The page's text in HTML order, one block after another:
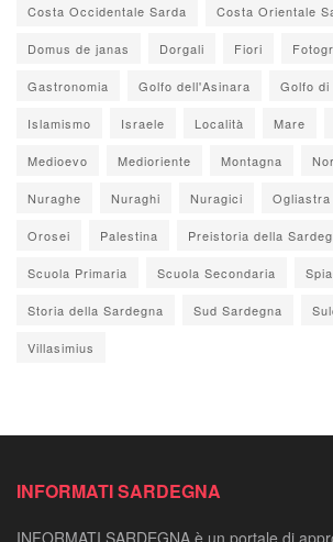
Costa Occidentale Sarda Costa Orientale
Domus de janas Dorgali Fiori
Gastronomia Golfo dell'Asinara Golfo
Islamismo Israele Località Mare
Medioevo Medioriente Montagna
Nuraghe Nuraghi Nuragici Ogliastra
Orosei Palestina Preistoria della
Scuola Primaria Scuola Secondaria
Storia della Sardegna Sud Sardegna
Villasimius
INFORMATI SARDEGNA
INFORMATI SARDEGNA è un portale di